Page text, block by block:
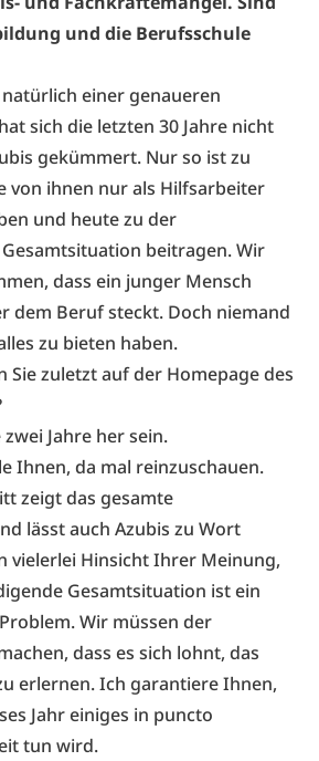
und die Berufsschule
einer genaueren
sich die letzten 30 Jahre nicht
gekümmert. Nur so ist zu
von ihnen nur als Hilfsarbeiter
und heute zu der
beitragen. Wir
dass ein junger Mensch
dem Beruf steckt. Doch niemand
zu bieten haben.
Sie zuletzt auf der Homepage des
Jahre her sein.
Ihnen, da mal reinzuschauen.
zeigt das gesamte
lässt auch Azubis zu Wort
vielerlei Hinsicht Ihrer Meinung,
Gesamtsituation ist ein
Wir müssen der
dass es sich lohnt, das
erlernen. Ich garantiere­ Ihnen,
Jahr einiges in ­puncto
tun wird.